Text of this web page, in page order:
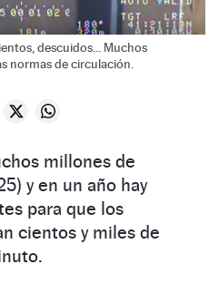
descuidos... Muchos
normas de circulación.
millones de
y en un año hay
para que los
cientos y miles de